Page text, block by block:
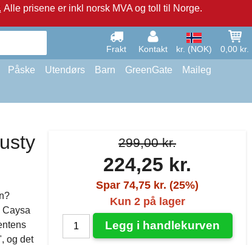
Alle prisene er inkl norsk MVA og toll til Norge.
Frakt Kontakt kr. (NOK) 0,00 kr.
Påske Utendørs Barn GreenGate Maileg
299,00 kr.
224,25 kr.
Spar 74,75 kr. (25%)
Kun 2 på lager
Legg i handlekurven
Caysa
og det